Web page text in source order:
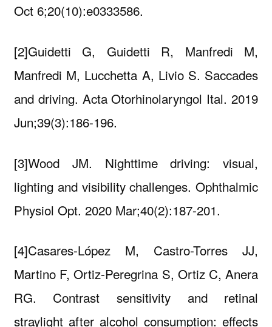
Oct 6;20(10):e0333586.
[2]Guidetti G, Guidetti R, Manfredi M,
Manfredi M, Lucchetta A, Livio S. Saccades
and driving. Acta Otorhinolaryngol Ital. 2019
Jun;39(3):186-196.
[3]Wood JM. Nighttime driving: visual,
lighting and visibility challenges. Ophthalmic
Physiol Opt. 2020 Mar;40(2):187-201.
[4]Casares-López M, Castro-Torres JJ,
Martino F, Ortiz-Peregrina S, Ortiz C, Anera
RG. Contrast sensitivity and retinal
straylight after alcohol consumption: effects